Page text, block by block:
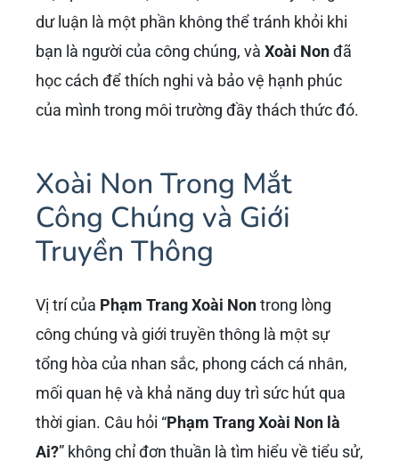
Cuộc Sống Hậu Hôn Nhân và Sự
Quan Tâm Của Công Chúng
Sau khi kết hôn, cuộc sống củaPhạm Trang
Xoài Non vàXemesistrở thành một cuốn nhật
những sự kiện đặc biệt, đều được quan tâm và
phân tích. Điều này mang lại cả cơ hội lẫn
thách thức cho cặp đôi, đặc biệt là với
khấu từ trước.
Công chúng luôn tò mò “Xoài Non là ai có gì
mà Xemesis mê đắm”, và những gì cô thể hiện
sau hôn nhân chính là câu trả lời. Cô không chỉ
là một người vợ biết vun vén gia đình mà còn